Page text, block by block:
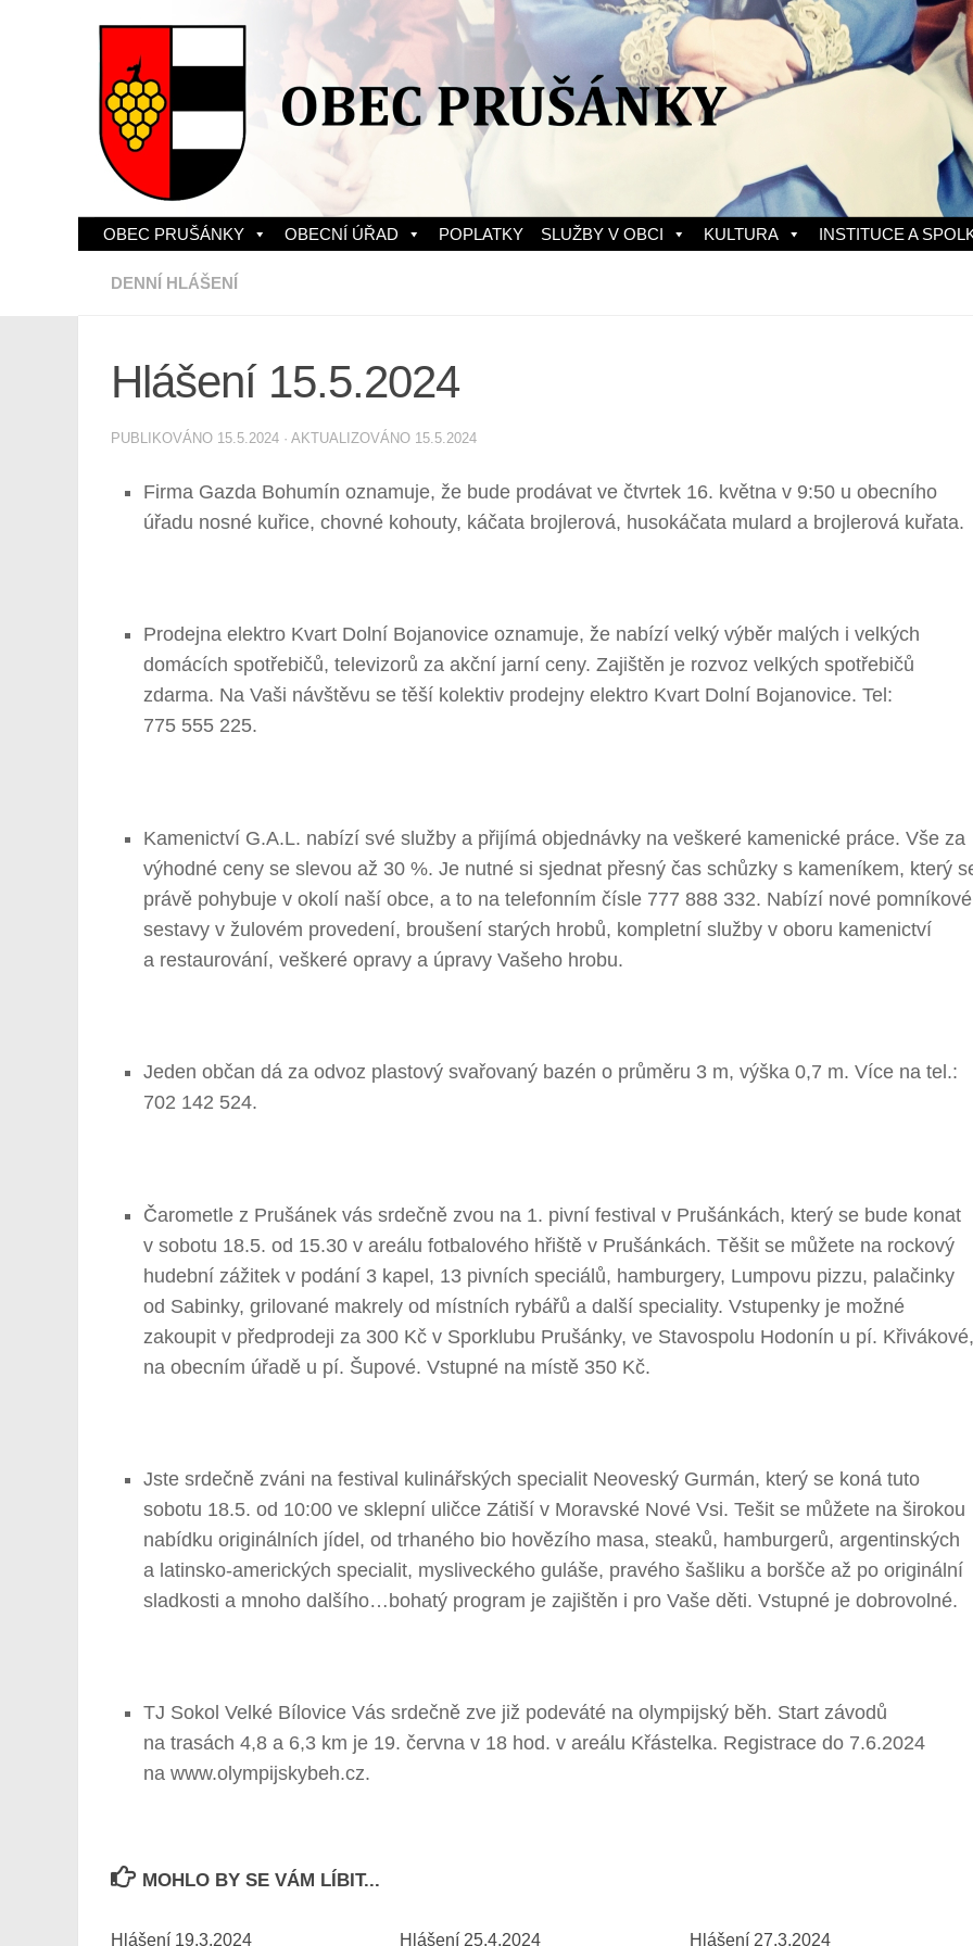
Skip to content
OBEC PRUŠÁNKY OBECNÍ ÚŘAD POPLATKY SLUŽBY V OBCI KULTURA INSTITUCE A
DENNÍ HLÁŠENÍ
Hlášení 15.5.2024
PUBLIKOVÁNO 15.5.2024 · AKTUALIZOVÁNO 15.5.2024
Firma Gazda Bohumín oznamuje, že bude prodávat ve čtvrtek 16. května v 9:50 u obecního
úřadu nosné kuřice, chovné kohouty, káčata brojlerová, husokáčata mulard a brojlerová kuřata.
Prodejna elektro Kvart Dolní Bojanovice oznamuje, že nabízí velký výběr malých i velkých
domácích spotřebičů, televizorů za akční jarní ceny. Zajištěn je rozvoz velkých spotřebičů
zdarma. Na Vaši návštěvu se těší kolektiv prodejny elektro Kvart Dolní Bojanovice. Tel:
775 555 225.
Kamenictví G.A.L. nabízí své služby a přijímá objednávky na veškeré kamenické práce. Vše za
výhodné ceny se slevou až 30 %. Je nutné si sjednat přesný čas schůzky s kameníkem, který
právě pohybuje v okolí naší obce, a to na telefonním čísle 777 888 332. Nabízí nové pomníkové
sestavy v žulovém provedení, broušení starých hrobů, kompletní služby v oboru kamenictví
a restaurování, veškeré opravy a úpravy Vašeho hrobu.
Jeden občan dá za odvoz plastový svařovaný bazén o průměru 3 m, výška 0,7 m. Více na tel.:
702 142 524.
Čarometle z Prušánek vás srdečně zvou na 1. pivní festival v Prušánkách, který se bude konat
v sobotu 18.5. od 15.30 v areálu fotbalového hřiště v Prušánkách. Těšit se můžete na rockový
hudební zážitek v podání 3 kapel, 13 pivních speciálů, hamburgery, Lumpovu pizzu, palačinky
od Sabinky, grilované makrely od místních rybářů a další speciality. Vstupenky je možné
zakoupit v předprodeji za 300 Kč v Sporklubu Prušánky, ve Stavospolu Hodonín u pí. Křivákové,
na obecním úřadě u pí. Šupové. Vstupné na místě 350 Kč.
Jste srdečně zváni na festival kulinářských specialit Neoveský Gurmán, který se koná tuto
sobotu 18.5. od 10:00 ve sklepní uličce Zátiší v Moravské Nové Vsi. Tešit se můžete na širokou
nabídku originálních jídel, od trhaného bio hovězího masa, steaků, hamburgerů, argentinských
a latinsko-amerických specialit, mysliveckého guláše, pravého šašliku a boršče až po originální
sladkosti a mnoho dalšího…bohatý program je zajištěn i pro Vaše děti. Vstupné je dobrovolné.
TJ Sokol Velké Bílovice Vás srdečně zve již podeváté na olympijský běh. Start závodů
na trasách 4,8 a 6,3 km je 19. června v 18 hod. v areálu Křástelka. Registrace do 7.6.2024
na www.olympijskybeh.cz.
MOHLO BY SE VÁM LÍBIT...
Hlášení 19.3.2024 Hlášení 25.4.2024 Hlášení 27.3.2024